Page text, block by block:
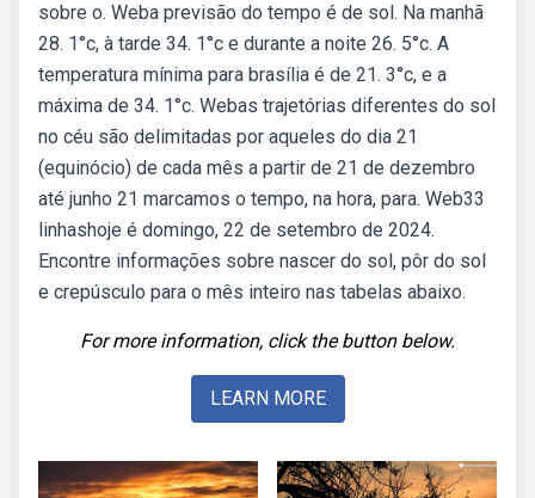
sobre o. Weba previsão do tempo é de sol. Na manhã
28. 1°c, à tarde 34. 1°c e durante a noite 26. 5°c. A
temperatura mínima para brasília é de 21. 3°c, e a
máxima de 34. 1°c. Webas trajetórias diferentes do sol
no céu são delimitadas por aqueles do dia 21
(equinócio) de cada mês a partir de 21 de dezembro
até junho 21 marcamos o tempo, na hora, para. Web33
linhashoje é domingo, 22 de setembro de 2024.
Encontre informações sobre nascer do sol, pôr do sol
e crepúsculo para o mês inteiro nas tabelas abaixo.
For more information, click the button below.
LEARN MORE